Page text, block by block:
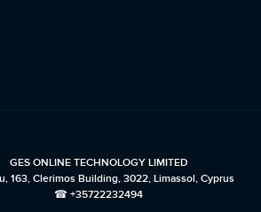
GES ONLINE TECHNOLOGY LIMITED
163, Clerimos Building, 3022, Limassol, Cyprus
☎ +35722232494